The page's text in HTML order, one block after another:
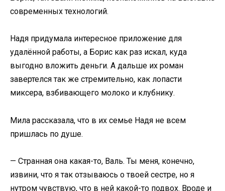
современных технологий.​
​Надя придумала интересное приложение для
удалённой работы, а Борис как раз искал, куда
выгодно вложить деньги. А дальше их роман
завертелся так же стремительно, как лопасти
миксера, взбивающего молоко и клубнику.​
​Мила рассказала, что в их семье Надя не всем
пришлась по душе.​
​— Странная она какая-то, Валь. Ты меня, конечно,
извини, что я так отзываюсь о твоей сестре, но я
нутром чувствую, что в ней какой-то подвох. Вроде и